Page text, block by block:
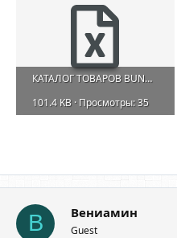
КАТАЛОГ ТОВАРОВ BUNNYHILL.xlsx
101.4 KB · Просмотры: 35
В Вениамин
Guest